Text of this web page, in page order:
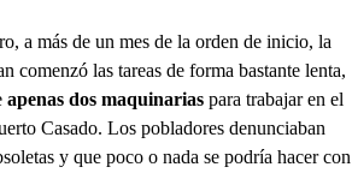
a más de un mes de la orden de inicio, la
comenzó las tareas de forma bastante lenta,
apenas dos maquinarias para trabajar en el
Casado. Los pobladores denunciaban
y que poco o nada se podría hacer con